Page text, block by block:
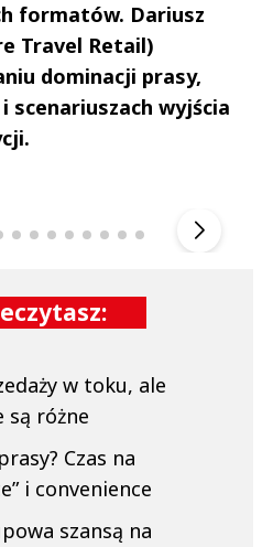
formatów. Dariusz
Travel Retail)
dominacji prasy,
scenariuszach wyjścia
w toku, ale
są różne
Czas na
i convenience
szansą na